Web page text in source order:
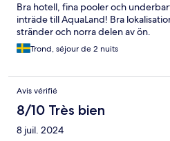
Bra hotell, fina pooler och
inträde till AquaLand! Bra
stränder och norra delen av ön.
Trond, séjour de 2 nuits
Avis vérifié
8/10 Très bien
8 juil. 2024